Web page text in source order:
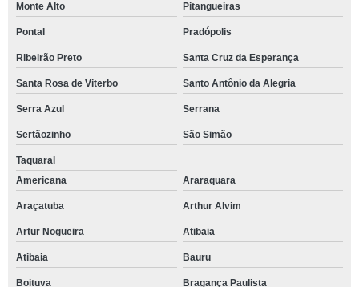
Monte Alto Pitangueiras
Pontal Pradópolis
Ribeirão Preto Santa Cruz da Esperança
Santa Rosa de Viterbo Santo Antônio da Alegria
Serra Azul Serrana
Sertãozinho São Simão
Taquaral
Americana
Araraquara
Araçatuba Arthur Alvim
Artur Nogueira Atibaia
Atibaia Bauru
Boituva Bragança Paulista